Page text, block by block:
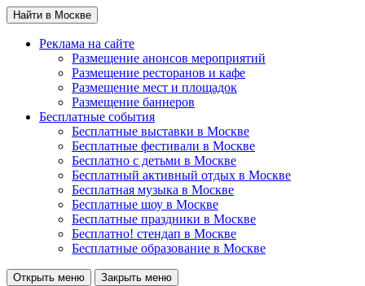
Найти в Москве
Реклама на сайте
Размещение анонсов мероприятий
Размещение ресторанов и кафе
Размещение мест и площадок
Размещение баннеров
Бесплатные события
Бесплатные выставки в Москве
Бесплатные фестивали в Москве
Бесплатно с детьми в Москве
Бесплатный активный отдых в Москве
Бесплатная музыка в Москве
Бесплатные шоу в Москве
Бесплатные праздники в Москве
Бесплатно! стендап в Москве
Бесплатные образование в Москве
Открыть меню Закрыть меню